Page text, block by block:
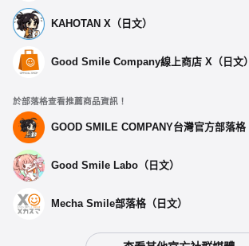
KAHOTAN X（日文）
Good Smile Company線上商店 X（日文）
於部落格查看推薦商品資訊！
GOOD SMILE COMPANY台灣官方部落格
Good Smile Labo（日文）
Mecha Smile部落格（日文）